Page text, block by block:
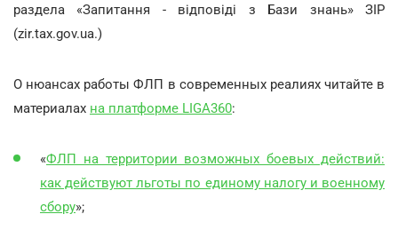
раздела «Запитання - відповіді з Бази знань» ЗІР
(zir.tax.gov.ua.)
О нюансах работы ФЛП в современных реалиях читайте в
материалах на платформе LIGA360:
«ФЛП на территории возможных боевых действий:
как действуют льготы по единому налогу и военному
сбору»;